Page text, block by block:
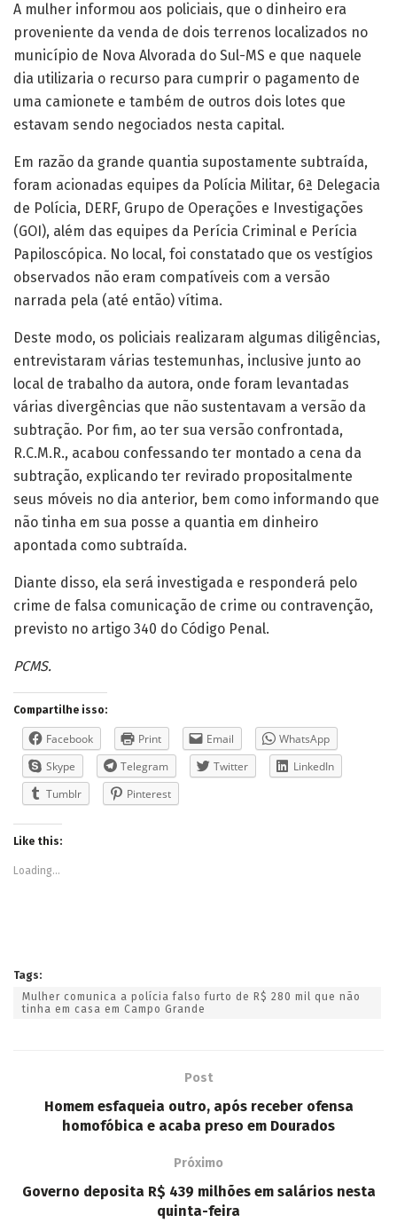
A mulher informou aos policiais, que o dinheiro era
proveniente da venda de dois terrenos localizados no
município de Nova Alvorada do Sul-MS e que naquele
dia utilizaria o recurso para cumprir o pagamento de
uma camionete e também de outros dois lotes que
estavam sendo negociados nesta capital.
Em razão da grande quantia supostamente subtraída,
foram acionadas equipes da Polícia Militar, 6ª Delegacia
de Polícia, DERF, Grupo de Operações e Investigações
(GOI), além das equipes da Perícia Criminal e Perícia
Papiloscópica. No local, foi constatado que os vestígios
observados não eram compatíveis com a versão
narrada pela (até então) vítima.
Deste modo, os policiais realizaram algumas diligências,
entrevistaram várias testemunhas, inclusive junto ao
local de trabalho da autora, onde foram levantadas
várias divergências que não sustentavam a versão da
subtração. Por fim, ao ter sua versão confrontada,
R.C.M.R., acabou confessando ter montado a cena da
subtração, explicando ter revirado propositalmente
seus móveis no dia anterior, bem como informando que
não tinha em sua posse a quantia em dinheiro
apontada como subtraída.
Diante disso, ela será investigada e responderá pelo
crime de falsa comunicação de crime ou contravenção,
previsto no artigo 340 do Código Penal.
PCMS.
Compartilhe isso:
Facebook Print Email
WhatsApp
Skype
Telegram Twitter
LinkedIn
Tumblr
Pinterest
Like this:
Loading...
Tags:
Mulher comunica a polícia falso furto de R$ 280 mil que não
tinha em casa em Campo Grande
Post
Homem esfaqueia outro, após receber ofensa
homofóbica e acaba preso em Dourados
Próximo
Governo deposita R$ 439 milhões em salários nesta
quinta-feira